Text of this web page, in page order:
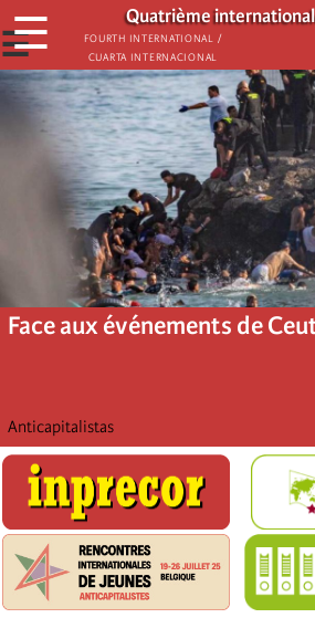
Aller
au
contenu
principal
Quatrième
Fourth International /
Cuarta Internacional
☰
☰
Face aux événements de
Anticapitalistas